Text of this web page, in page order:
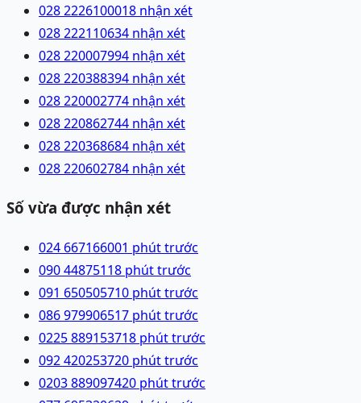
028 2226100018 nhận xét
028 222110634 nhận xét
028 220007994 nhận xét
028 220388394 nhận xét
028 220002774 nhận xét
028 220862744 nhận xét
028 220368684 nhận xét
028 220602784 nhận xét
Số vừa được nhận xét
024 667166001 phút trước
090 44875118 phút trước
091 650505710 phút trước
086 979906517 phút trước
0225 889153718 phút trước
092 420253720 phút trước
0203 889097420 phút trước